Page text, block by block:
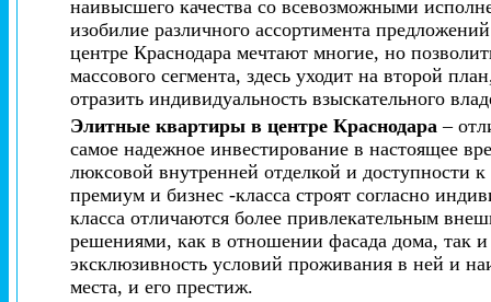
наивысшего качества со всевозможными
изобилие различного ассортимента
центре Краснодара мечтают многие, но
массового сегмента, здесь уходит на второй
отразить индивидуальность взыскательного
Элитные квартиры в центре Краснодара –
самое надежное инвестирование в настоящее
люксовой внутренней отделкой и
премиум и бизнес -класса строят согласно
класса отличаются более привлекательным
решениями, как в отношении фасада дома, так и
эксклюзивность условий проживания в ней и
места, и его престиж.